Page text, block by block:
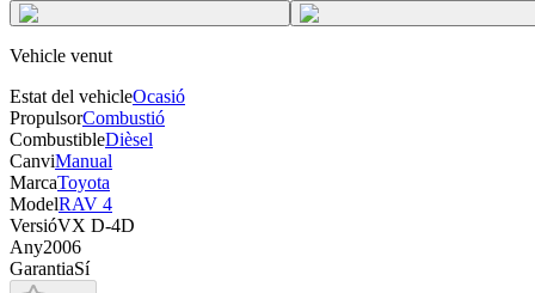
Vehicle venut
Estat del vehicleOcasió
PropulsorCombustió
CombustibleDièsel
CanviManual
MarcaToyota
ModelRAV 4
VersióVX D-4D
Any2006
GarantiaSí